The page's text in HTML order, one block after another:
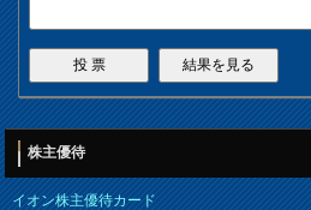
株主優待
イオン株主優待カード